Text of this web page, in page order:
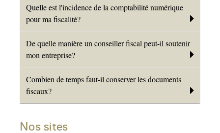
Quelle est l'incidence de la comptabilité numérique
pour ma fiscalité?
De quelle manière un conseiller fiscal peut-il soutenir
mon entreprise?
Combien de temps faut-il conserver les documents
fiscaux?
Nos sites